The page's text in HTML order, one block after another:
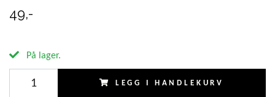
49,-
På lager.
LEGG I HANDLEKURV